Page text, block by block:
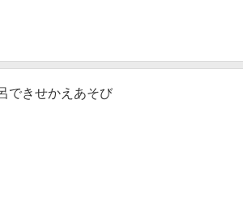
できせかえあそび